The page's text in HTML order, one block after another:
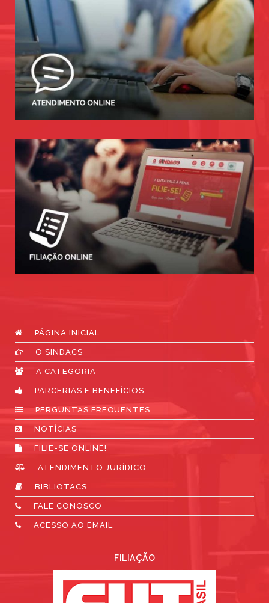
PÁGINA INICIAL
O SINDACS
A CATEGORIA
PARCERIAS E BENEFÍCIOS
PERGUNTAS FREQUENTES
NOTÍCIAS
FILIE-SE ONLINE!
ATENDIMENTO JURÍDICO
BIBLIOTACS
FALE CONOSCO
ACESSO AO EMAIL
FILIAÇÃO